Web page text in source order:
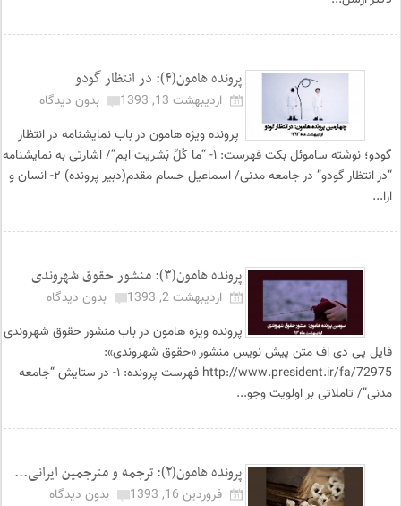
پرونده هامون(۴): در انتظار گودو
اردیبهشت 13, 1393
بدون دیدگاه
پرونده ویژه هامون در باب نمایشنامه در انتظار
گودو؛ نوشته ساموئل بکت فهرست: ۱- “ما کُلِّ بَشریت ایم”/ اشارتی به نمایشنامه
“در انتظار گودو” در جامعه مدنی/ اسماعیل حسام مقدم(دبیر پرونده) ۲- انسان و
ارا...
پرونده هامون(۳): منشور حقوق شهروندی
اردیبهشت 2, 1393
بدون دیدگاه
پرونده ویزه هامون در باب منشور حقوق شهروندی
فایل پی دی اف متن پیش نویس منشور «حقوق شهروندی»:
http://www.president.ir/fa/72975 فهرست پرونده: ۱- در ستایش “جامعه
مدنی”/ تاملاتی بر اولویت وجو...
پرونده هامون(۲): ترجمه و مترجمین ایرانی...
فروردین 16, 1393
بدون دیدگاه